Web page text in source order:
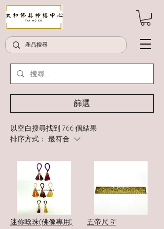
篩選
以空白搜尋找到 766 個結果
排序方式： 最符合
迷你唸珠(佛像專用) 五帝尺 8"